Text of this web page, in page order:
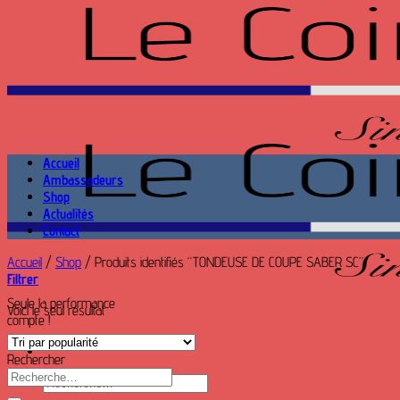
Seule la performance
compte !
Recherche
Accueil
Ambassadeurs
Shop
Actualités
Contact
Accueil / Shop / Produits identifiés “TONDEUSE DE COUPE SABER SC”
Filtrer
Voici le seul résultat
Rechercher
Recherche
pour :